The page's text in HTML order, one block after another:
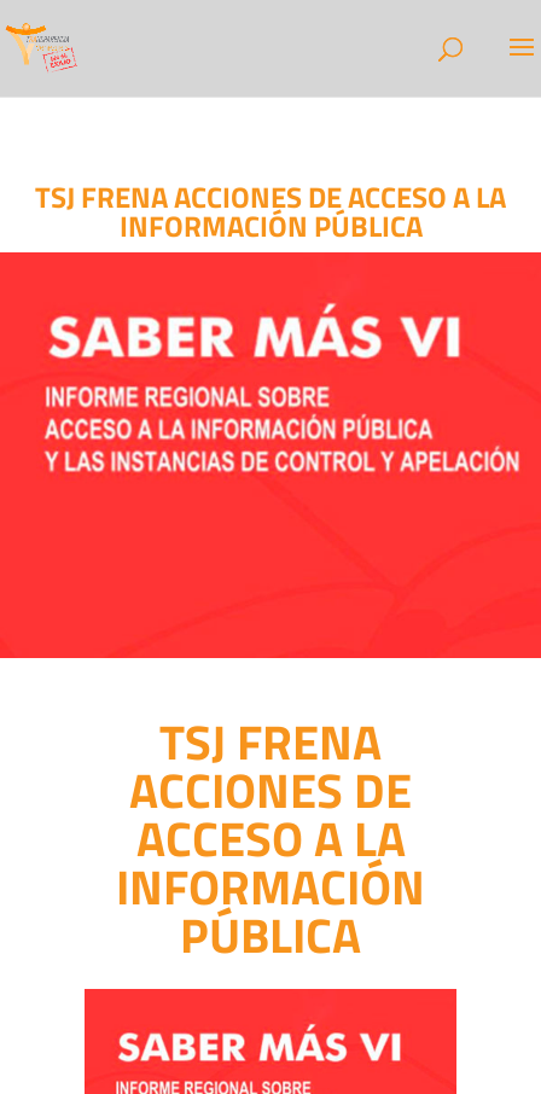
TSJ FRENA ACCIONES DE ACCESO A LA
INFORMACIÓN PÚBLICA
TSJ FRENA
ACCIONES DE
ACCESO A LA
INFORMACIÓN
PÚBLICA